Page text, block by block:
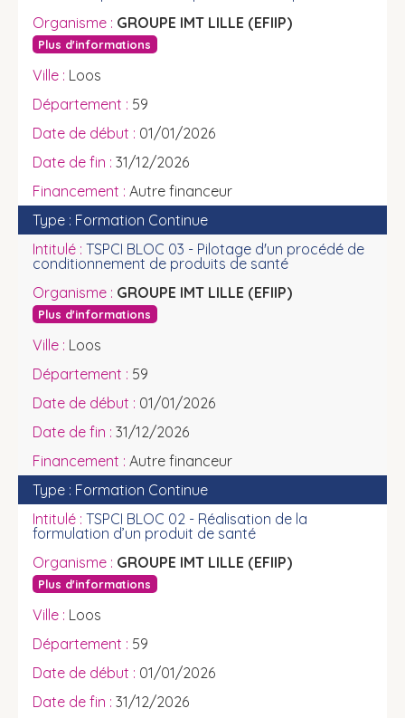
GROUPE IMT LILLE (EFIIP)
Plus d'informations
Loos
59
01/01/2026
31/12/2026
Autre financeur
Formation Continue
TSPCI BLOC 03 - Pilotage d'un procédé de
conditionnement de produits de santé
GROUPE IMT LILLE (EFIIP)
Plus d'informations
Loos
59
01/01/2026
31/12/2026
Autre financeur
Formation Continue
TSPCI BLOC 02 - Réalisation de la
formulation d’un produit de santé
GROUPE IMT LILLE (EFIIP)
Plus d'informations
Loos
59
01/01/2026
31/12/2026